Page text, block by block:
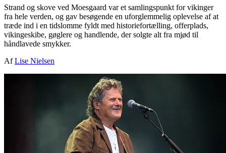
Strand og skove ved Moesgaard var et samlingspunkt for vikinger
fra hele verden, og gav besøgende en uforglemmelig oplevelse af at
træde ind i en tidslomme fyldt med historiefortælling, offerplads,
vikingeskibe, gøglere og handlende, der solgte alt fra mjød til
håndlavede smykker.
AfLise Nielsen